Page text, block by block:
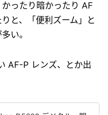
ったり暗かったり AF
と、「便利ズーム」と
い。
AF-P レンズ、とか出